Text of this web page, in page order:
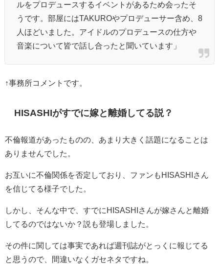
ルをプロデュースするイベントがあるため会ったそ
うです。部屋にはTAKUROやプロデューサー含め、8
人ほどいました。アイドルのプロデュースの仕方や
音楽について皆で話し合ったと聞いています」
↑事務所コメントです。
HISASHIがすでに嫁と離婚してる説？
不倫報道があったものの、あまり大きく話題になることは
ありませんでした。
お互いに不倫関係を否定しており、ファンもHISASHIさん
を信じてる様子でした。
しかし、そんな中で、すでにHISASHIさんが嫁さんと離婚
してるのではないか？説も登場しました。
その件に関しては事実であれば週刊誌がとっくに報じてる
と思うので、間違いなくガセネタですね。